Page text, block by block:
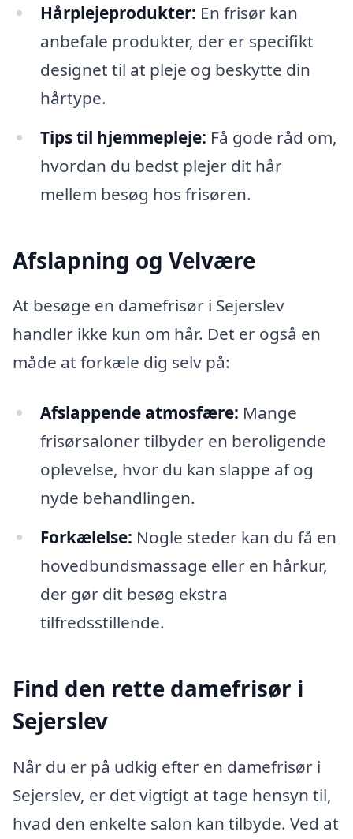
Hårplejeprodukter: En frisør kan
anbefale produkter, der er specifikt
designet til at pleje og beskytte din
hårtype.
Tips til hjemmepleje: Få gode råd om,
hvordan du bedst plejer dit hår
mellem besøg hos frisøren.
Afslapning og Velvære
At besøge en damefrisør i Sejerslev
handler ikke kun om hår. Det er også en
måde at forkæle dig selv på:
Afslappende atmosfære: Mange
frisørsaloner tilbyder en beroligende
oplevelse, hvor du kan slappe af og
nyde behandlingen.
Forkælelse: Nogle steder kan du få en
hovedbundsmassage eller en hårkur,
der gør dit besøg ekstra
tilfredsstillende.
Find den rette damefrisør i
Sejerslev
Når du er på udkig efter en damefrisør i
Sejerslev, er det vigtigt at tage hensyn til,
hvad den enkelte salon kan tilbyde. Ved at